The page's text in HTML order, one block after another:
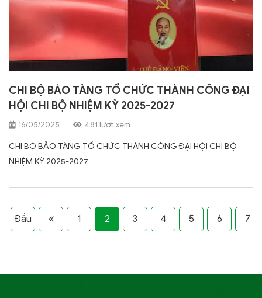
CHI BỘ BẢO TÀNG TỔ CHỨC THÀNH CÔNG ĐẠI
HỘI CHI BỘ NHIỆM KỲ 2025-2027
16/05/2025 481 lượt xem
CHI BỘ BẢO TÀNG TỔ CHỨC THÀNH CÔNG ĐẠI HỘI CHI BỘ
NHIỆM KỲ 2025-2027
Đầu 1 2 3 4 5 6 7